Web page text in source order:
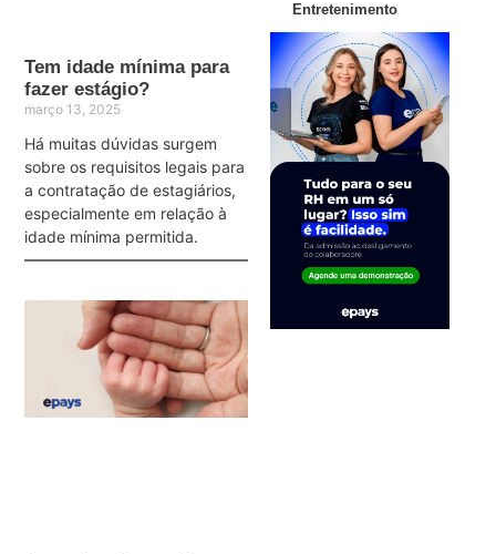
Tem idade mínima para
fazer estágio?
março 13, 2025
Há muitas dúvidas surgem
sobre os requisitos legais para
a contratação de estagiários,
especialmente em relação à
idade mínima permitida.
Entretenimento